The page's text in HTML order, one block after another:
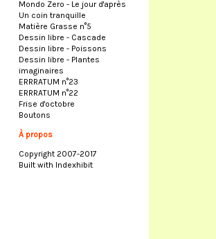
Mondo Zero - Le jour d'après
Un coin tranquille
Matière Grasse n°5
Dessin libre - Cascade
Dessin libre - Poissons
Dessin libre - Plantes
imaginaires
ERRRATUM n°23
ERRRATUM n°22
Frise d'octobre
Boutons
À propos
Copyright 2007-2017
Built with Indexhibit